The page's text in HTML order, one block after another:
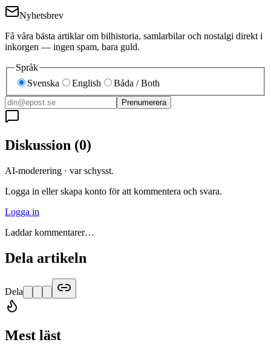
Nyhetsbrev
Få våra bästa artiklar om bilhistoria, samlarbilar och nostalgi direkt i
inkorgen — ingen spam, bara guld.
Språk
Svenska
English Båda / Both
Prenumerera
Diskussion (0)
AI-moderering · var schysst.
Logga in eller skapa konto för att kommentera och svara.
Logga in
Laddar kommentarer…
Dela artikeln
Dela
Mest läst